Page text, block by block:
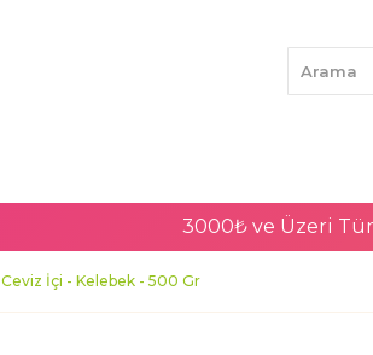
3000₺ ve Üzeri
Ceviz İçi - Kelebek - 500 Gr